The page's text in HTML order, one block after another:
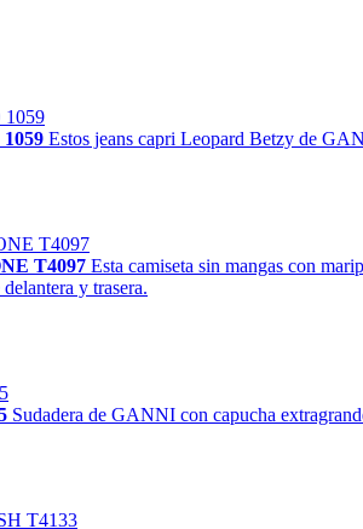
Estos jeans capri Leopard Betzy de
T4097 Esta camiseta sin mangas con
y trasera.
Sudadera de GANNI con capucha